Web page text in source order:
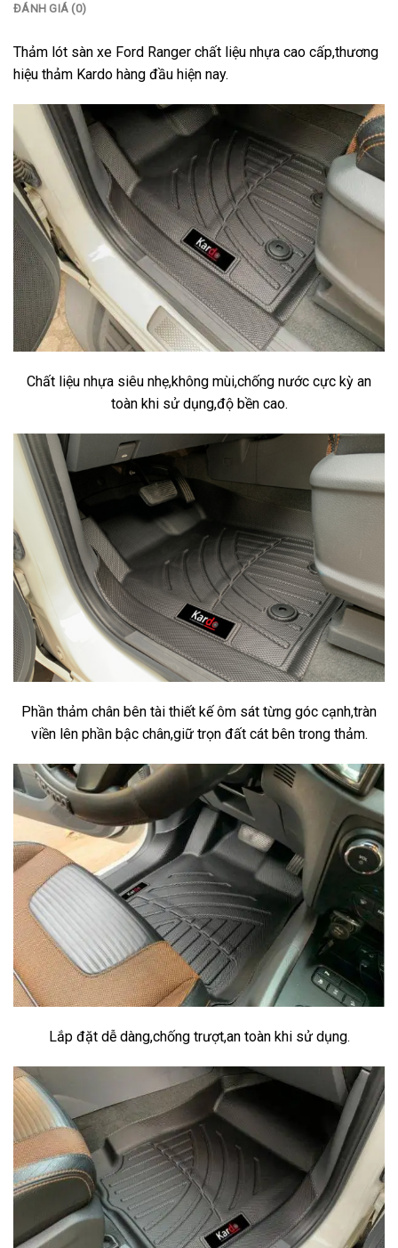
ĐÁNH GIÁ (0)
Thảm lót sàn xe Ford Ranger chất liệu nhựa cao cấp,thương
hiệu thảm Kardo hàng đầu hiện nay.
Chất liệu nhựa siêu nhẹ,không mùi,chống nước cực kỳ an
toàn khi sử dụng,độ bền cao.
Phần thảm chân bên tài thiết kế ôm sát từng góc cạnh,tràn
viền lên phần bậc chân,giữ trọn đất cát bên trong thảm.
Lắp đặt dễ dàng,chống trượt,an toàn khi sử dụng.